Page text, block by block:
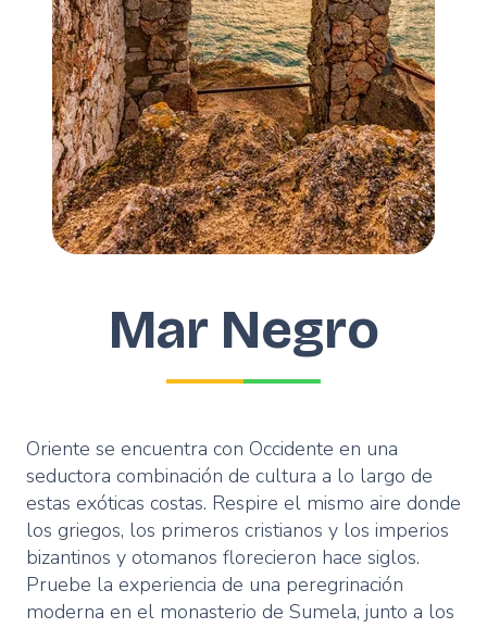
Mar Negro
Oriente se encuentra con Occidente en una
seductora combinación de cultura a lo largo de
estas exóticas costas. Respire el mismo aire donde
los griegos, los primeros cristianos y los imperios
bizantinos y otomanos florecieron hace siglos.
Pruebe la experiencia de una peregrinación
moderna en el monasterio de Sumela, junto a los